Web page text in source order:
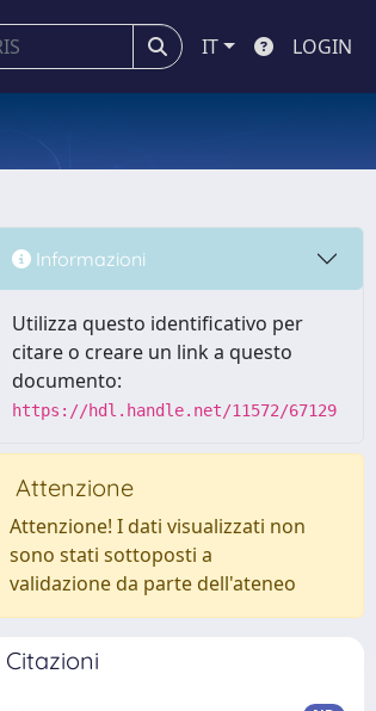
IT LOGIN
Informazioni
Utilizza questo identificativo per
citare o creare un link a questo
documento:
https://hdl.handle.net/11572/67129
Attenzione
Attenzione! I dati visualizzati non
sono stati sottoposti a
validazione da parte dell'ateneo
Citazioni